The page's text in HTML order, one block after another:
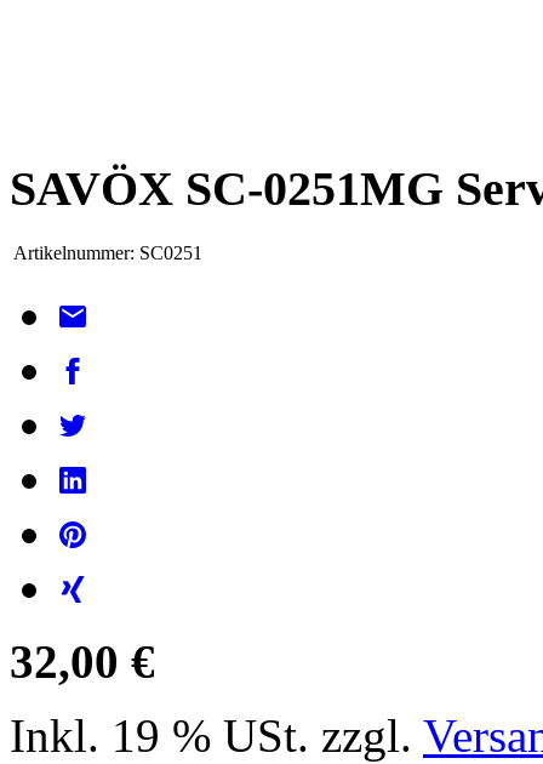
SAVÖX SC-0251MG
Artikelnummer: SC0251
32,00 €
Inkl. 19 % USt. zzgl.